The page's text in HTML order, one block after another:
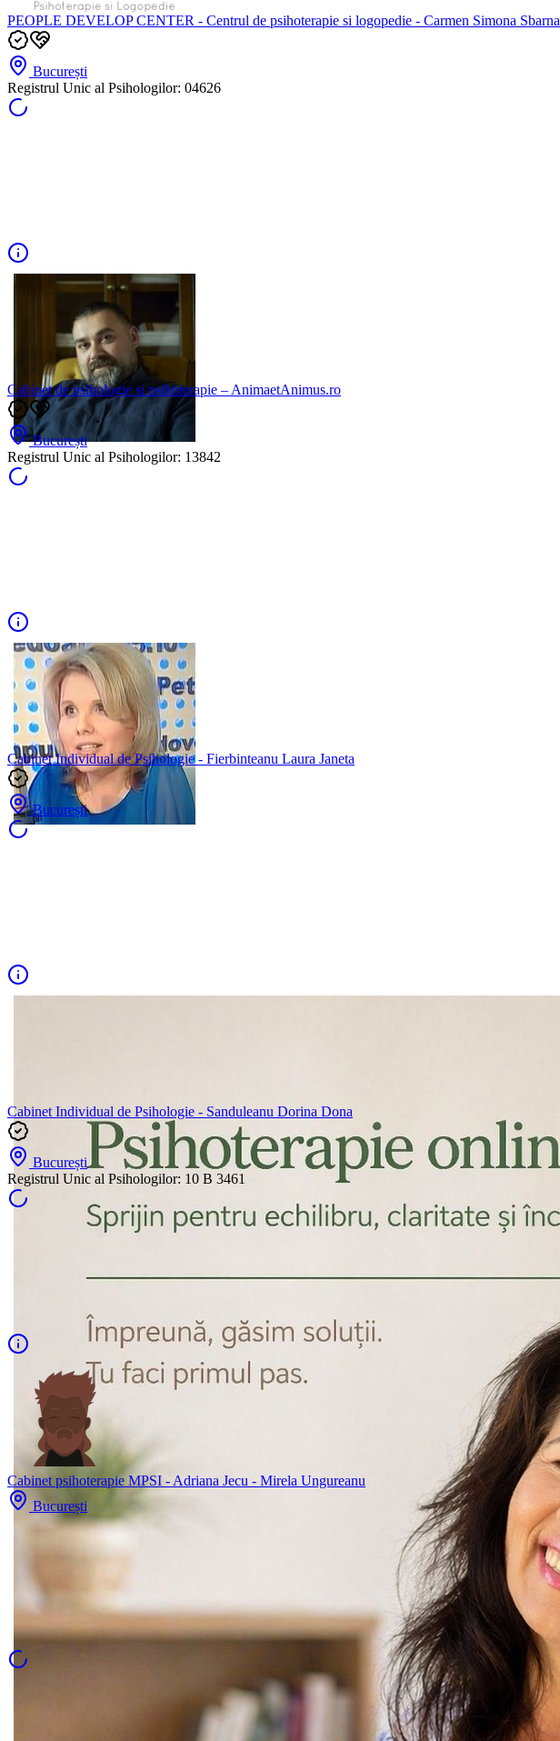
PEOPLE DEVELOP CENTER - Centrul de psihoterapie si logopedie - Carmen Simona Sbarna
București
Registrul Unic al Psihologilor: 04626
Cabinet de psihologie si psihoterapie – AnimaetAnimus.ro
București
Registrul Unic al Psihologilor: 13842
Cabinet Individual de Psihologie - Fierbinteanu Laura Janeta
București
Cabinet Individual de Psihologie - Sanduleanu Dorina Dona
București
Registrul Unic al Psihologilor: 10 B 3461
Cabinet psihoterapie MPSI - Adriana Jecu - Mirela Ungureanu
București